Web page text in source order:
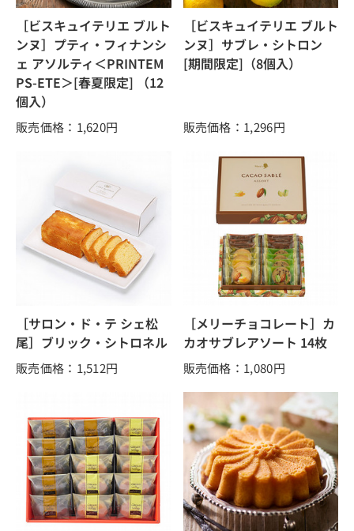
［ビスキュイテリエ ブルト
ンヌ］プティ・フィナンシ
ェ アソルティ＜PRINTEM
PS-ETE＞[春夏限定] （12
個入）
販売価格：1,620円
［ビスキュイテリエ ブルト
ンヌ］サブレ・シトロン
[期間限定]（8個入）
販売価格：1,296円
［サロン・ド・テ シェ松
尾］ブリック・シトロネル
販売価格：1,512円
［メリーチョコレート］カ
カオサブレアソート 14枚
販売価格：1,080円